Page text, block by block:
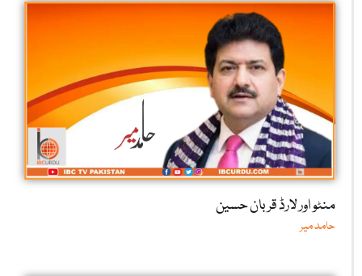
منٹو اور لارڈ قربان حسین
حامد میر